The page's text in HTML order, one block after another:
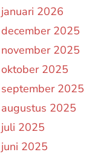
januari 2026
december 2025
november 2025
oktober 2025
september 2025
augustus 2025
juli 2025
juni 2025